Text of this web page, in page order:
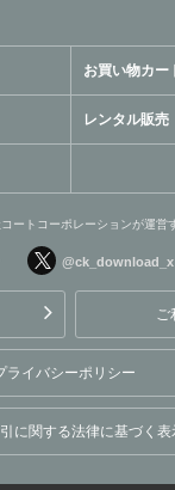
お買い物カー
レンタル販売
ートコーポレーションが運営
@ck_download_x
ご
ライバシーポリシー
に関する法律に基づく表